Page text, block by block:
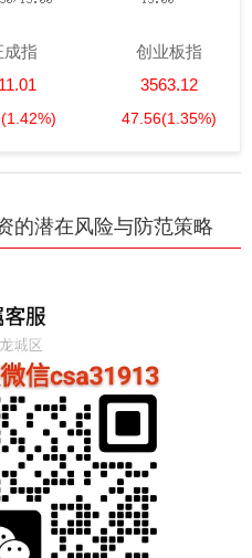
成指
(1.42%)
创业板指
3563.12
47.56(1.35%)
的潜在风险与防范策略